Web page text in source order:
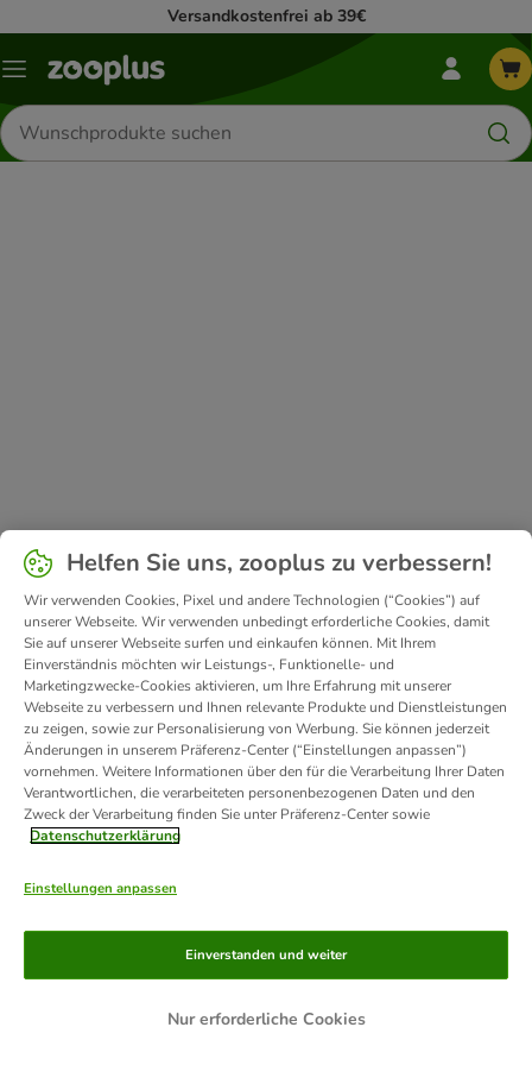
Versandkostenfrei ab 39€
Menü
Mein
zooplus-
Menü
Produkte
suchen
Preise inkl. MwSt.
UVP =
unverbindliche
Preisempfehlung
*Es gelten die
Lieferbedingungen
"Sonst" = Der
niedrigste Preis
des Artikels
innerhalb der
letzten 30 Tage.
zooplus ist berechtigt, deine E-Mail-
Adresse für Direktwerbung für eigene
ähnliche Waren oder Dienstleistungen zu
verwenden. Du kannst dem jederzeit
widersprechen, ohne dass hierfür andere
als die Übermittlungskosten nach den
Basistarifen entstehen, indem du den
zooplus Kundenservice kontaktierst.
Weitere Informationen findest du in
unsererDatenschutzerklärung.
Kontakt Versandkosten und Lieferzeit
Vertrag widerrufen
Partnerprogramme
Karriere
© zooplus SE 2026
Helfen Sie uns, zooplus zu verbessern!
Wir verwenden Cookies, Pixel und andere Technologien (“Cookies”) auf
unserer Webseite. Wir verwenden unbedingt erforderliche Cookies, damit
Sie auf unserer Webseite surfen und einkaufen können. Mit Ihrem
Einverständnis möchten wir Leistungs-, Funktionelle- und
Marketingzwecke-Cookies aktivieren, um Ihre Erfahrung mit unserer
Webseite zu verbessern und Ihnen relevante Produkte und Dienstleistungen
zu zeigen, sowie zur Personalisierung von Werbung. Sie können jederzeit
Änderungen in unserem Präferenz-Center (“Einstellungen anpassen”)
vornehmen. Weitere Informationen über den für die Verarbeitung Ihrer Daten
Verantwortlichen, die verarbeiteten personenbezogenen Daten und den
Zweck der Verarbeitung finden Sie unter Präferenz-Center sowie
Datenschutzerklärung
Einstellungen anpassen
Nur erforderliche Cookies
Einverstanden und weiter